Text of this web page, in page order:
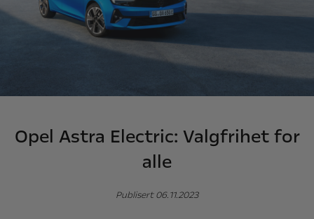
Opel Astra Electric: Valgfrihet for
alle
Publisert 06.11.2023